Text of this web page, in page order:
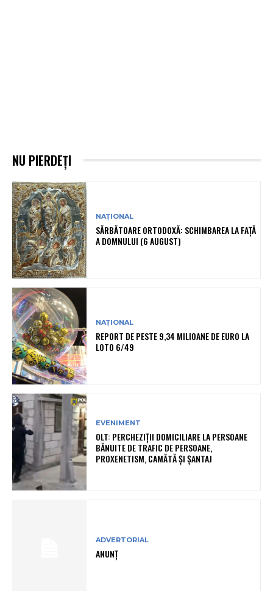
NU PIERDEȚI
NAȚIONAL
SĂRBĂTOARE ORTODOXĂ: SCHIMBAREA LA FAȚĂ
A DOMNULUI (6 AUGUST)
NAȚIONAL
REPORT DE PESTE 9,34 MILIOANE DE EURO LA
LOTO 6/49
EVENIMENT
OLT: PERCHEZIŢII DOMICILIARE LA PERSOANE
BĂNUITE DE TRAFIC DE PERSOANE,
PROXENETISM, CAMĂTĂ ŞI ŞANTAJ
ADVERTORIAL
ANUNȚ